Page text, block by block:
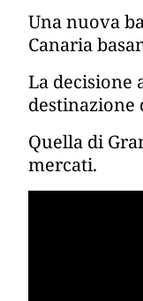
Una nuova
Canaria
La decisione
destinazione
Quella di
mercati.